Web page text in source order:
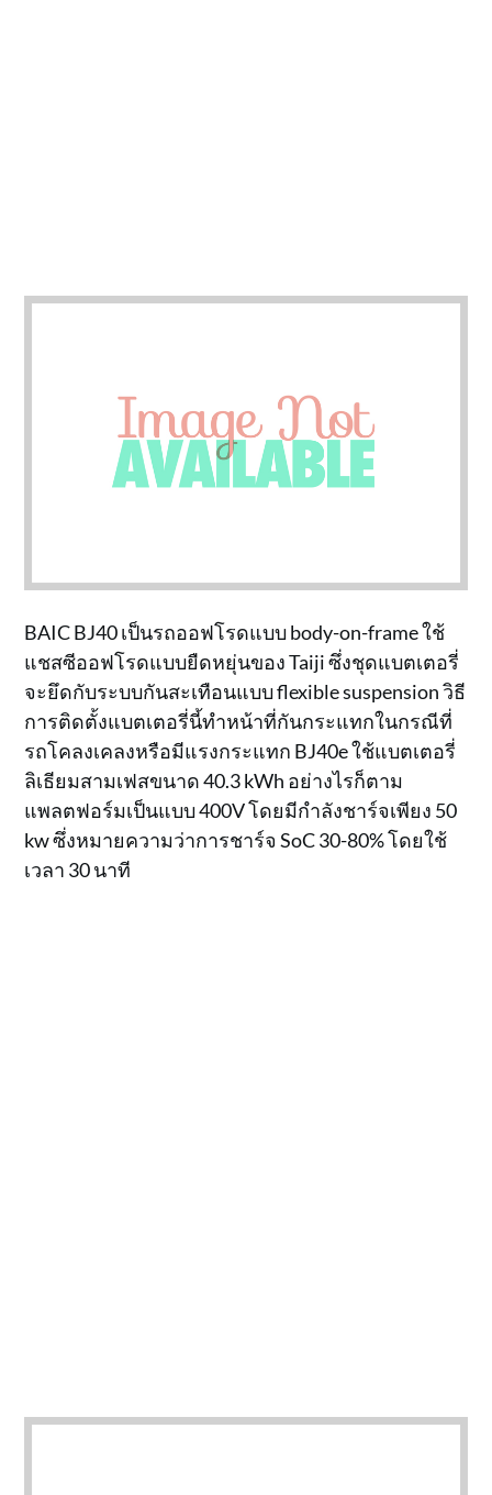
BAIC BJ40 เป็นรถออฟโรดแบบ body-on-frame ใช้
แชสซีออฟโรดแบบยืดหยุ่นของ Taiji ซึ่งชุดแบตเตอรี่
จะยึดกับระบบกันสะเทือนแบบ flexible suspension วิธี
การติดตั้งแบตเตอรี่นี้ทำหน้าที่กันกระแทกในกรณีที่
รถโคลงเคลงหรือมีแรงกระแทก BJ40e ใช้แบตเตอรี่
ลิเธียมสามเฟสขนาด 40.3 kWh อย่างไรก็ตาม
แพลตฟอร์มเป็นแบบ 400V โดยมีกำลังชาร์จเพียง 50
kw ซึ่งหมายความว่าการชาร์จ SoC 30-80% โดยใช้
เวลา 30 นาที